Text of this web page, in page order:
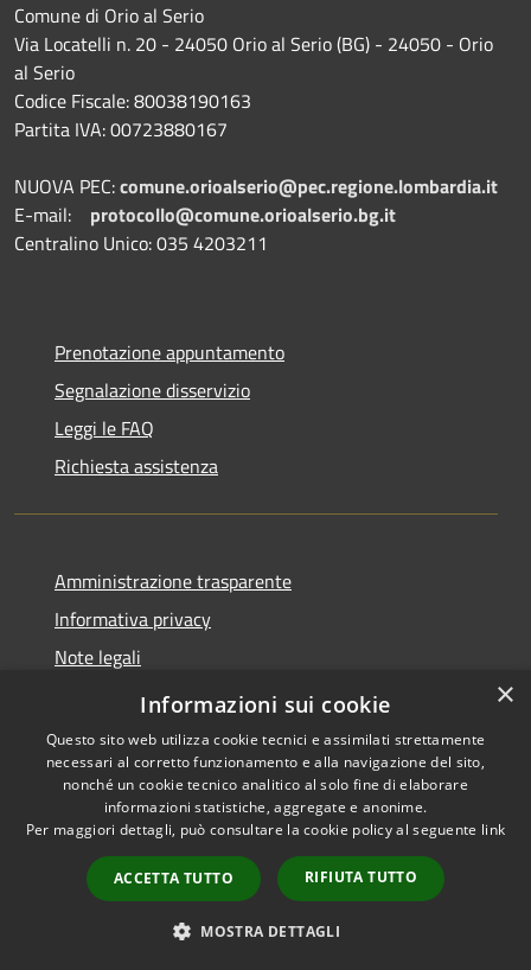
Comune di Orio al Serio
Via Locatelli n. 20 - 24050 Orio al Serio (BG) - 24050 - Orio
al Serio
Codice Fiscale: 80038190163
Partita IVA: 00723880167
NUOVA PEC:comune.orioalserio@pec.regione.lombardia.it
E-mail: protocollo@comune.orioalserio.bg.it
Centralino Unico: 035 4203211
Prenotazione appuntamento
Segnalazione disservizio
Leggi le FAQ
Richiesta assistenza
Amministrazione trasparente
Informativa privacy
Note legali
Dichiarazione di accessibilità
Accessibilità
Copyright © 2026 • Comune di
Orio al Serio • Powered by
Municipium•
Accesso
redazione
×
Informazioni sui cookie
Questo sito web utilizza cookie tecnici e assimilati strettamente
necessari al corretto funzionamento e alla navigazione del sito,
nonché un cookie tecnico analitico al solo fine di elaborare
informazioni statistiche, aggregate e anonime.
Per maggiori dettagli, può consultare la cookie policy al seguente link
ACCETTA TUTTO RIFIUTA TUTTO
MOSTRA DETTAGLI